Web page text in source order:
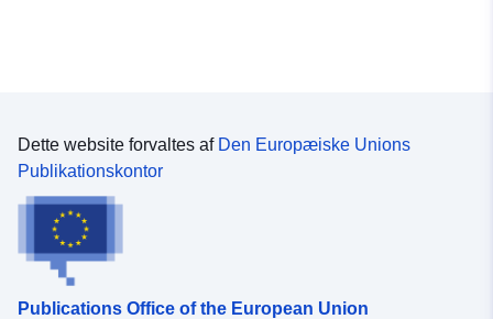
Dette website forvaltes af Den Europæiske Unions
Publikationskontor
Publications Office of the European Union